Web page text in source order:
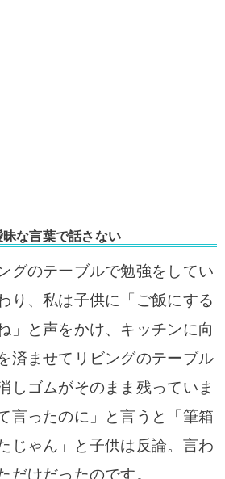
な言葉で話さない
グのテーブルで勉強をしてい
り、私は子供に「ご飯にする
」と声をかけ、キッチンに向
済ませてリビングのテーブル
しゴムがそのまま残っていま
言ったのに」と言うと「筆箱
じゃん」と子供は反論。 言わ
だけだったのです。